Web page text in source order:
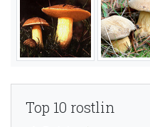
Top 10 rostlin